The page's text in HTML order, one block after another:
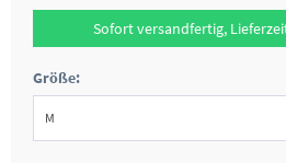
Sofort versandfertig,
Größe: